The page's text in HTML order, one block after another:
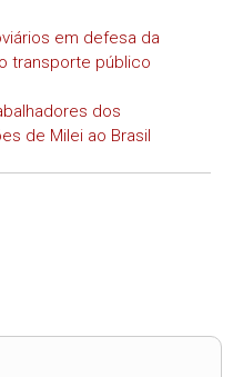
em defesa da
transporte público
dos
de Milei ao Brasil